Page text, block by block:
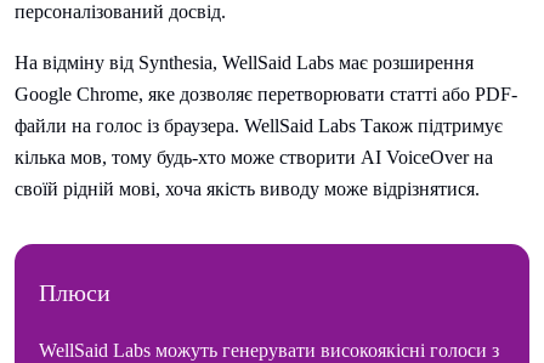
персоналізований досвід.
На відміну від Synthesia, WellSaid Labs має розширення
Google Chrome, яке дозволяє перетворювати статті або PDF-
файли на голос із браузера. WellSaid Labs Також підтримує
кілька мов, тому будь-хто може створити AI VoiceOver на
своїй рідній мові, хоча якість виводу може відрізнятися.
Плюси
WellSaid Labs можуть генерувати високоякісні голоси з